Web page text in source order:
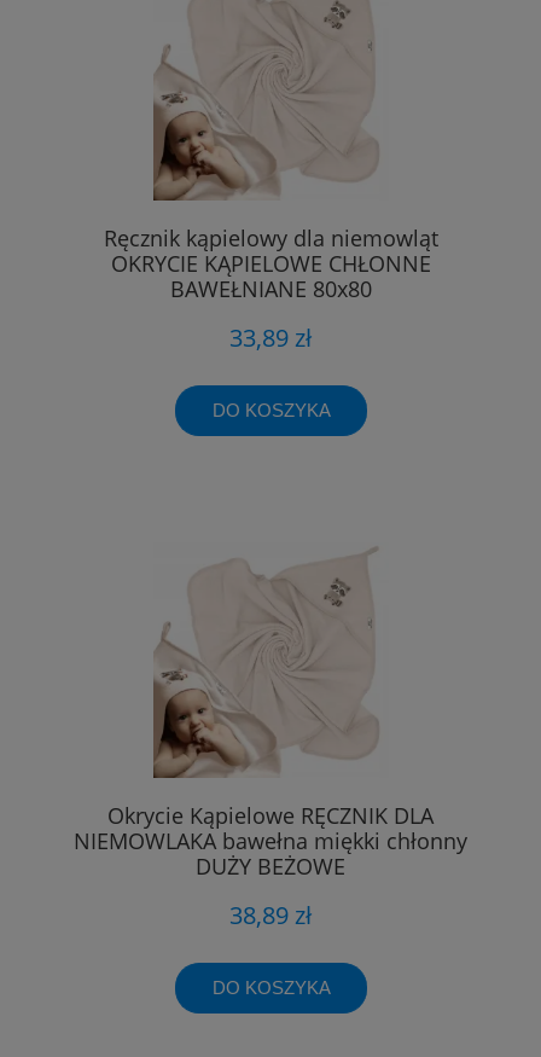
Ręcznik kąpielowy dla niemowląt
OKRYCIE KĄPIELOWE CHŁONNE
BAWEŁNIANE 80x80
33,89 zł
DO KOSZYKA
Okrycie Kąpielowe RĘCZNIK DLA
NIEMOWLAKA bawełna miękki chłonny
DUŻY BEŻOWE
38,89 zł
DO KOSZYKA